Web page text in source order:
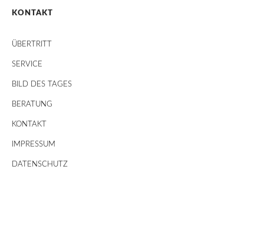
KONTAKT
ÜBERTRITT
SERVICE
BILD DES TAGES
BERATUNG
KONTAKT
IMPRESSUM
DATENSCHUTZ